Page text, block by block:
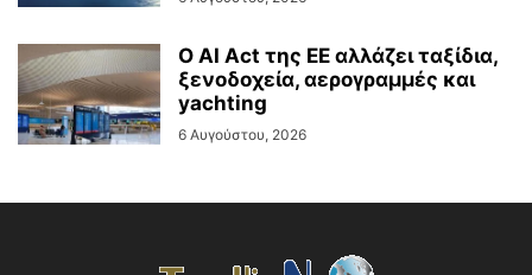
Ο AI Act της ΕΕ αλλάζει ταξίδια,
ξενοδοχεία, αερογραμμές και
yachting
6 Αυγούστου, 2026